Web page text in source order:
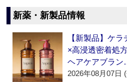
新薬・新製品情報
【新製品】ケ
×高浸透密着処
ヘアケアブラ
2026年08月07日